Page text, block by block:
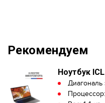
Рекомендуем
Ноутбук
Диагональ